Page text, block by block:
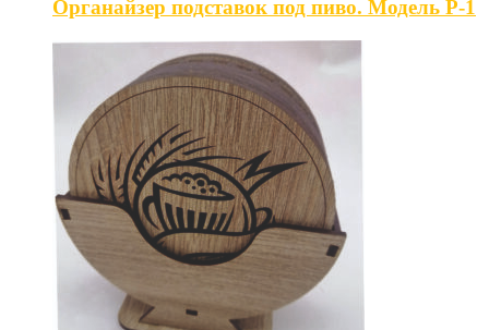
Органайзер подставок под пиво. Модель P-1